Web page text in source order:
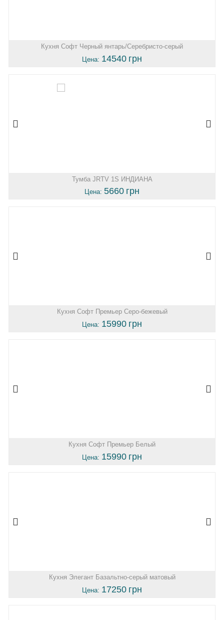
Кухня Софт Черный янтарь/Серебристо-серый
Цена: 14540 грн
Тумба JRTV 1S ИНДИАНА
Цена: 5660 грн
Кухня Софт Премьер Серо-бежевый
Цена: 15990 грн
Кухня Софт Премьер Белый
Цена: 15990 грн
Кухня Элегант Базальтно-серый матовый
Цена: 17250 грн